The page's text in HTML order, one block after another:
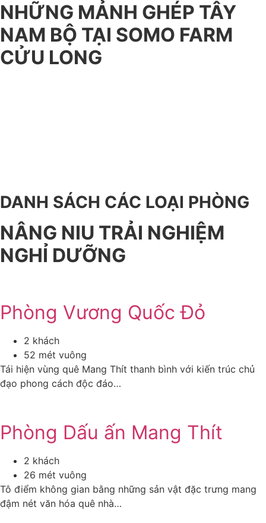
NHỮNG MẢNH GHÉP TÂY
NAM BỘ TẠI SOMO FARM
CỬU LONG
DANH SÁCH CÁC LOẠI PHÒNG
NÂNG NIU TRẢI NGHIỆM
NGHỈ DƯỠNG
Phòng Vương Quốc Đỏ
2 khách
52 mét vuông
Tái hiện vùng quê Mang Thít thanh bình với kiến trúc chủ
đạo phong cách độc đáo…
Phòng Dấu ấn Mang Thít
2 khách
26 mét vuông
Tô điểm không gian bằng những sản vật đặc trưng mang
đậm nét văn hóa quê nhà…